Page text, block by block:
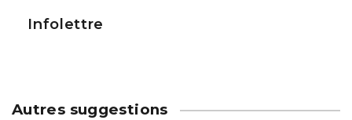
Infolettre
Autres suggestions